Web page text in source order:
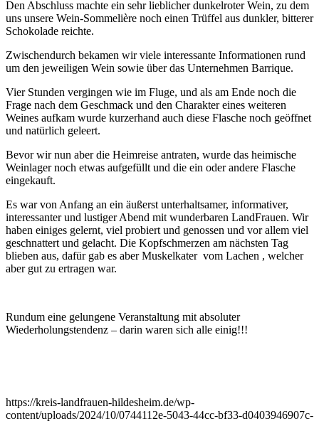
Den Abschluss machte ein sehr lieblicher dunkelroter Wein, zu dem
uns unsere Wein-Sommelière noch einen Trüffel aus dunkler, bitterer
Schokolade reichte.
Zwischendurch bekamen wir viele interessante Informationen rund
um den jeweiligen Wein sowie über das Unternehmen Barrique.
Vier Stunden vergingen wie im Fluge, und als am Ende noch die
Frage nach dem Geschmack und den Charakter eines weiteren
Weines aufkam wurde kurzerhand auch diese Flasche noch geöffnet
und natürlich geleert.
Bevor wir nun aber die Heimreise antraten, wurde das heimische
Weinlager noch etwas aufgefüllt und die ein oder andere Flasche
eingekauft.
Es war von Anfang an ein äußerst unterhaltsamer, informativer,
interessanter und lustiger Abend mit wunderbaren LandFrauen. Wir
haben einiges gelernt, viel probiert und genossen und vor allem viel
geschnattert und gelacht. Die Kopfschmerzen am nächsten Tag
blieben aus, dafür gab es aber Muskelkater vom Lachen , welcher
aber gut zu ertragen war.
Rundum eine gelungene Veranstaltung mit absoluter
Wiederholungstendenz – darin waren sich alle einig!!!
https://kreis-landfrauen-hildesheim.de/wp-
content/uploads/2024/10/0744112e-5043-44cc-bf33-d0403946907c-